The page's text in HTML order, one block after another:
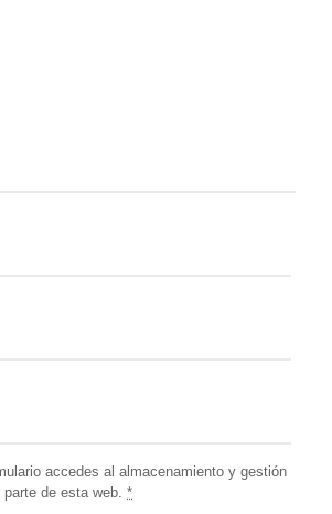
accedes al almacenamiento y gestión
de esta web. *